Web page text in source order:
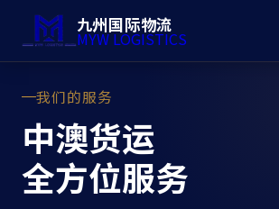
九州国际物流
MYW LOGISTICS
我们的服务
中澳货运
全方位服务